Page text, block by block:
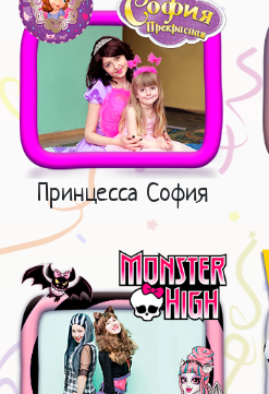
Принцесса София